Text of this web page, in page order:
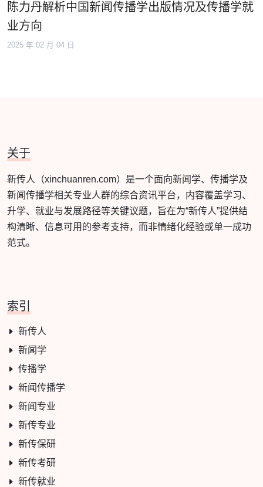
陈力丹解析中国新闻传播学出版情况及传播学就
业方向
2025 年 02 月 04 日
关于
新传人（xinchuanren.com）是一个面向新闻学、传播学及
新闻传播学相关专业人群的综合资讯平台，内容覆盖学习、
升学、就业与发展路径等关键议题，旨在为“新传人”提供结
构清晰、信息可用的参考支持，而非情绪化经验或单一成功
范式。
索引
新传人
新闻学
传播学
新闻传播学
新闻专业
新传专业
新传保研
新传考研
新传就业